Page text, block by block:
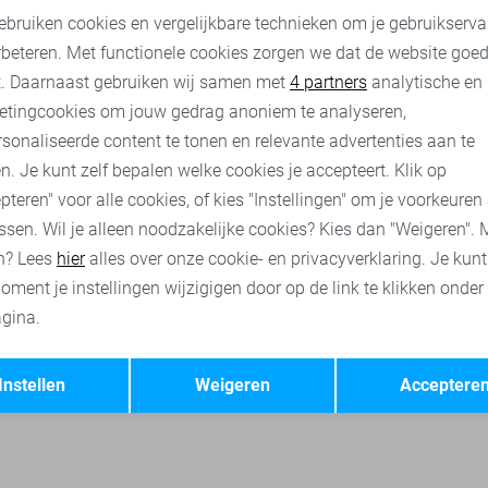
Object t-shirts Object tops Object korte broeken
cookies Marketing cookies
Terug Opslaan
cookies en vergelijkbare technieken om je
Met functionele cookies zorgen we dat de website goed
Daarnaast gebruiken wij samen met 4 partners analytische en
om jouw gedrag anoniem te analyseren,
content te tonen en relevante advertenties aan te
Je kunt zelf bepalen welke cookies je accepteert. Klik op
voor alle cookies, of kies "Instellingen" om je voorkeuren
Wil je alleen noodzakelijke cookies? Kies dan "Weigeren".
Lees hieralles over onze cookie- en privacyverklaring. Je
je instellingen wijzigigen door op de link te klikken onder
Weigeren